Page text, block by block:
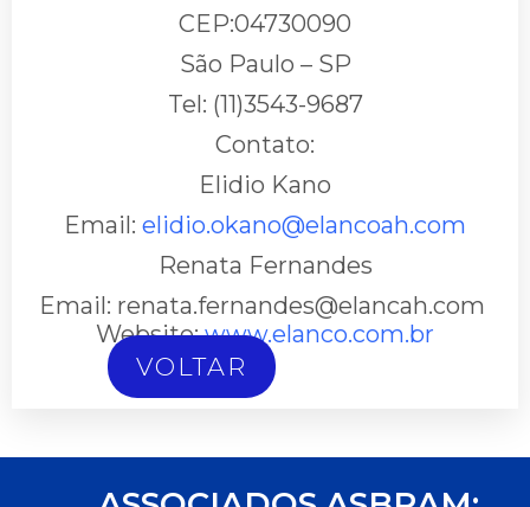
CEP:04730090
São Paulo – SP
Tel: (11)3543-9687
Contato:
Elidio Kano
Email: elidio.okano@elancoah.com
Renata Fernandes
Email: renata.fernandes@elancah.com
Website:www.elanco.com.br
VOLTAR